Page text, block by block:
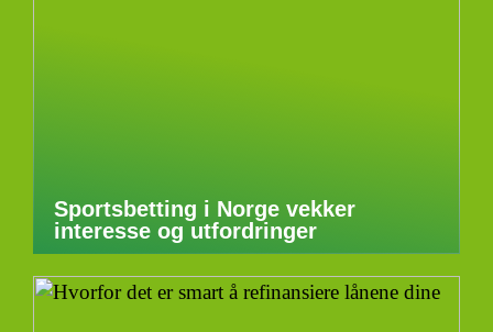
Sportsbetting i Norge vekker
interesse og utfordringer